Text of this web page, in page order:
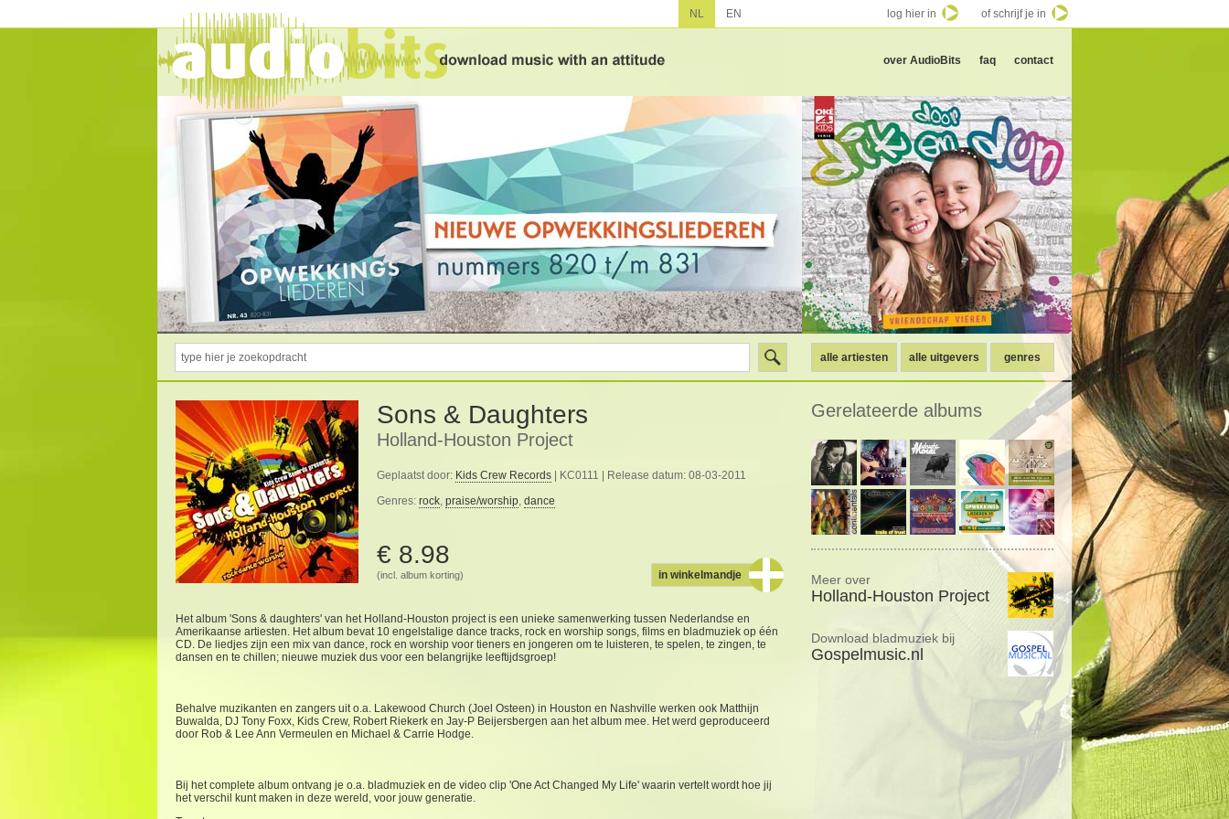
over AudioBits faq contact
alle artiesten alle uitgevers genres
Sons & Daughters
Holland-Houston Project
Geplaatst door: Kids Crew Records | KC0111 | Release datum: 08-03-2011
Genres: rock, praise/worship, dance
€ 8.98
(incl. album korting) in winkelmandje
Het album 'Sons & daughters' van het Holland-Houston project is een unieke samenwerking tussen Nederlandse en
Amerikaanse artiesten. Het album bevat 10 engelstalige dance tracks, rock en worship songs, films en bladmuziek op één
CD. De liedjes zijn een mix van dance, rock en worship voor tieners en jongeren om te luisteren, te spelen, te zingen, te
dansen en te chillen; nieuwe muziek dus voor een belangrijke leeftijdsgroep!
Behalve muzikanten en zangers uit o.a. Lakewood Church (Joel Osteen) in Houston en Nashville werken ook Matthijn
Buwalda, DJ Tony Foxx, Kids Crew, Robert Riekerk en Jay-P Beijersbergen aan het album mee. Het werd geproduceerd
door Rob & Lee Ann Vermeulen en Michael & Carrie Hodge.
Bij het complete album ontvang je o.a. bladmuziek en de video clip 'One Act Changed My Life' waarin vertelt wordt hoe jij
het verschil kunt maken in deze wereld, voor jouw generatie.
Gerelateerde albums
Meer over
Holland-Houston Project
Download bladmuziek bij
Gospelmusic.nl
NL EN log hier in of schrijf je in